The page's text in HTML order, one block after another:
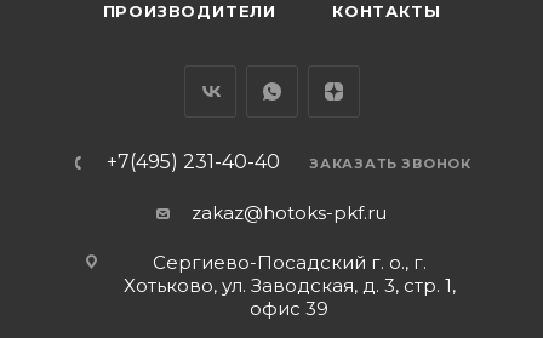
ПРОИЗВОДИТЕЛИ КОНТАКТЫ
+7(495) 231-40-40 ЗАКАЗАТЬ ЗВОНОК
zakaz@hotoks-pkf.ru
Сергиево-Посадский г. о., г.
Хотьково, ул. Заводская, д. 3, стр. 1,
офис 39